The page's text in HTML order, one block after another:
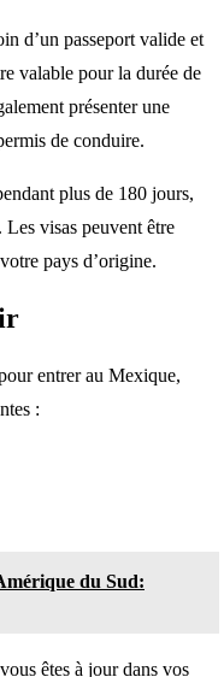
d’un passeport valide et
valable pour la durée de
présenter une
de conduire.
plus de 180 jours,
visas peuvent être
pays d’origine.
entrer au Mexique,
:
du Sud:
êtes à jour dans vos